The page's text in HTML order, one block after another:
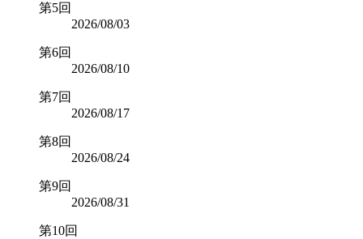
第5回
2026/08/03
第6回
2026/08/10
第7回
2026/08/17
第8回
2026/08/24
第9回
2026/08/31
第10回